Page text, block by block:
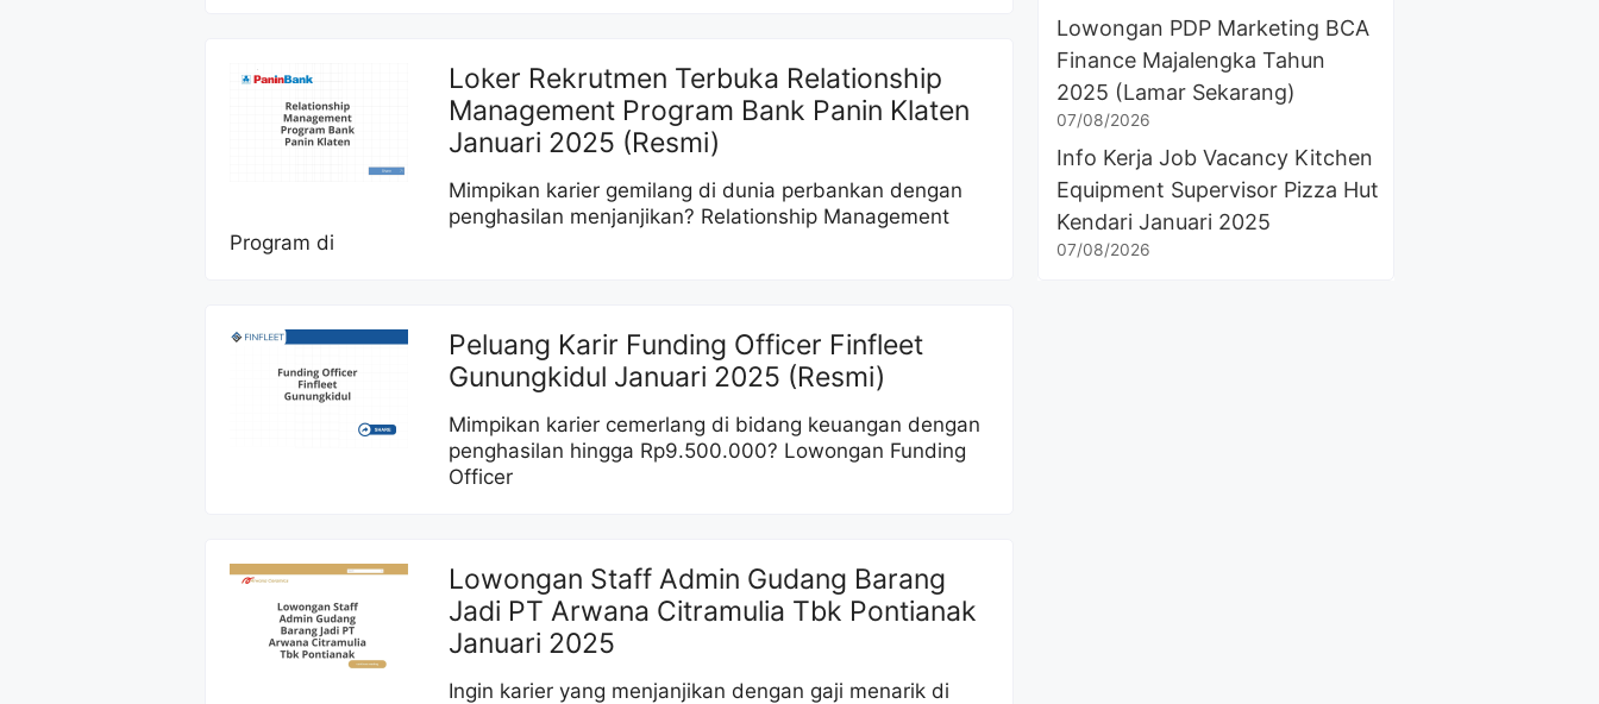
Loker Rekrutmen Terbuka Relationship
Management Program Bank Panin Klaten
Januari 2025 (Resmi)
Mimpikan karier gemilang di dunia perbankan dengan
penghasilan menjanjikan? Relationship Management
Program di
Peluang Karir Funding Officer Finfleet
Gunungkidul Januari 2025 (Resmi)
Mimpikan karier cemerlang di bidang keuangan dengan
penghasilan hingga Rp9.500.000? Lowongan Funding
Officer
Lowongan Staff Admin Gudang Barang
Jadi PT Arwana Citramulia Tbk Pontianak
Januari 2025
Ingin karier yang menjanjikan dengan gaji menarik di
Lowongan PDP Marketing BCA
Finance Majalengka Tahun
2025 (Lamar Sekarang)
07/08/2026
Info Kerja Job Vacancy Kitchen
Equipment Supervisor Pizza Hut
Kendari Januari 2025
07/08/2026